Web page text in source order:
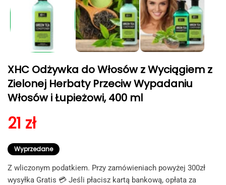
w
modalnym
XHC Odżywka do Włosów z Wyciągiem z
Zielonej Herbaty Przeciw Wypadaniu
Włosów i Łupieżowi, 400 ml
Cena regularna
21 zł
Wyprzedane
Z wliczonym podatkiem. Przy zamówieniach powyżej 300zł
wysyłka Gratis 💳 Jeśli płacisz kartą bankową, opłata za